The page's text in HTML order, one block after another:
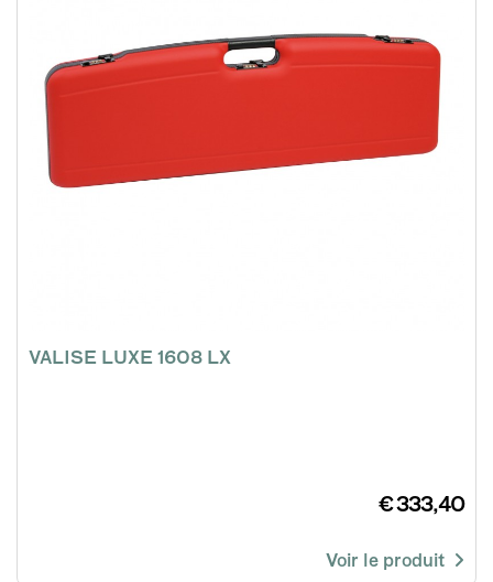
VALISE LUXE 1608 LX
€ 333,40
Voir le produit